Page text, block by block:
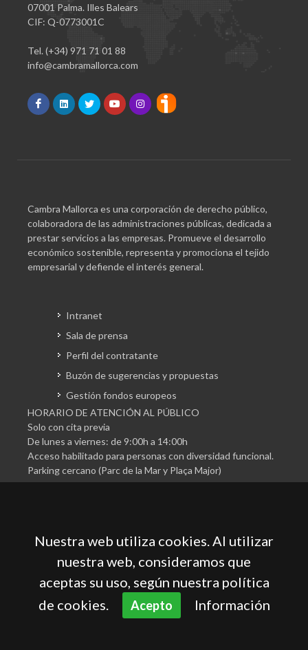
07001 Palma. Illes Balears
CIF: Q-0773001C
Tel. (+34) 971 71 01 88
info@cambramallorca.com
Cambra Mallorca es una corporación de derecho público,
colaboradora de las administraciones públicas, dedicada a
prestar servicios a las empresas. Promueve el desarrollo
económico sostenible, representa y promociona el tejido
empresarial y defiende el interés general.
Intranet
Sala de prensa
Perfil del contratante
Buzón de sugerencias y propuestas
Gestión fondos europeos
HORARIO DE ATENCIÓN AL PÚBLICO
Solo con cita previa
De lunes a viernes: de 9:00h a 14:00h
Acceso habilitado para personas con diversidad funcional.
Parking cercano (Parc de la Mar y Plaça Major)
Cámara Oficial de Comercio, Industria, Servicios y
Navegación de Mallorca
Política de privacidad
Nuestra web utiliza cookies. Al utilizar
nuestra web, consideramos que
aceptas su uso, según nuestra política
de cookies.
Acepto Información